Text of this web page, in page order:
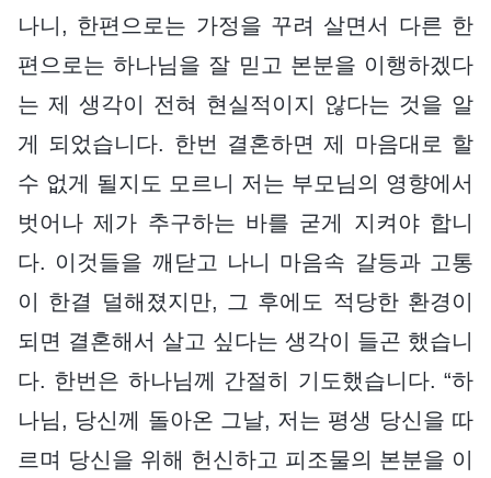
나니, 한편으로는 가정을 꾸려 살면서 다른 한
편으로는 하나님을 잘 믿고 본분을 이행하겠다
는 제 생각이 전혀 현실적이지 않다는 것을 알
게 되었습니다. 한번 결혼하면 제 마음대로 할
수 없게 될지도 모르니 저는 부모님의 영향에서
벗어나 제가 추구하는 바를 굳게 지켜야 합니
다. 이것들을 깨닫고 나니 마음속 갈등과 고통
이 한결 덜해졌지만, 그 후에도 적당한 환경이
되면 결혼해서 살고 싶다는 생각이 들곤 했습니
다. 한번은 하나님께 간절히 기도했습니다. “하
나님, 당신께 돌아온 그날, 저는 평생 당신을 따
르며 당신을 위해 헌신하고 피조물의 본분을 이